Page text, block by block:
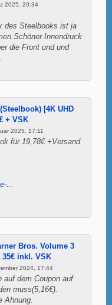
2025, 20:34
des Steelbooks ist ja
Innendruck
die Front und und
[4K UHD
+ VSK
2025, 17:11
für 19,78€ +Versand
...
Bros. Volume 3
35€ inkl. VSK
2024, 17:44
auf dem Coupon auf
muss(5,16€).
Ahnung.